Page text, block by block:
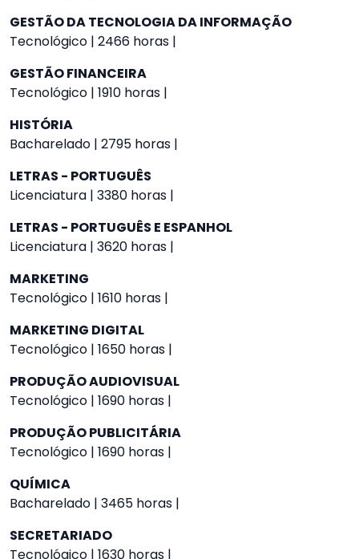
GESTÃO DA TECNOLOGIA DA INFORMAÇÃO
Tecnológico | 2466 horas |
GESTÃO FINANCEIRA
Tecnológico | 1910 horas |
HISTÓRIA
Bacharelado | 2795 horas |
LETRAS - PORTUGUÊS
Licenciatura | 3380 horas |
LETRAS - PORTUGUÊS E ESPANHOL
Licenciatura | 3620 horas |
MARKETING
Tecnológico | 1610 horas |
MARKETING DIGITAL
Tecnológico | 1650 horas |
PRODUÇÃO AUDIOVISUAL
Tecnológico | 1690 horas |
PRODUÇÃO PUBLICITÁRIA
Tecnológico | 1690 horas |
QUÍMICA
Bacharelado | 3465 horas |
SECRETARIADO
Tecnológico | 1630 horas |